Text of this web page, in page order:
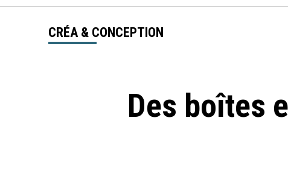
Des boîtes
CRÉA & CONCEPTION